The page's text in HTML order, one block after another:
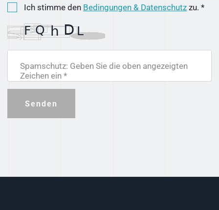
Ich stimme den Bedingungen & Datenschutz zu. *
Spamschutz: Geben Sie die oben angezeigten
Zeichen ein *
Senden